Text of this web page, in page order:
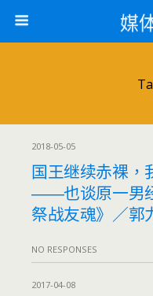
媒
2018-05-05
国王继续赤裸，
――也谈原一男
祭战友魂》／郭
NO RESPONSES
2017-04-08